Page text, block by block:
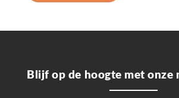
Blijf op de hoogte met onze